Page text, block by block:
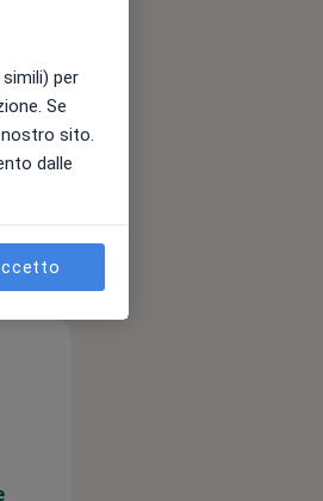
per
Se
sito.
dalle